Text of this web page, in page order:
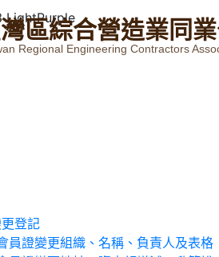
灣區綜合營造業同業
Regional Engineering Contractors
登記
員證變更組織、名稱、負責人及表格